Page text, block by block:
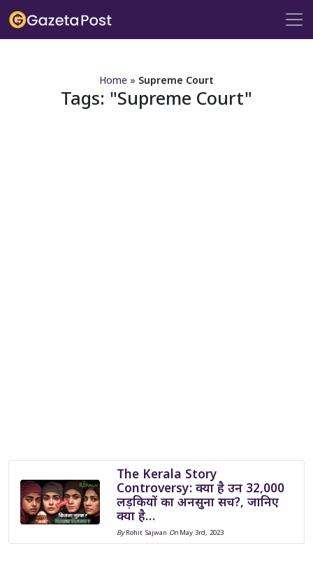
Home » Supreme Court
Tags: Supreme Court
The Kerala Story
Controversy: क्या है उन 32,000
लड़कियों का अनसुना सच?, जानिए
क्या है…
ByRohit Sajwan On May 3rd, 2023